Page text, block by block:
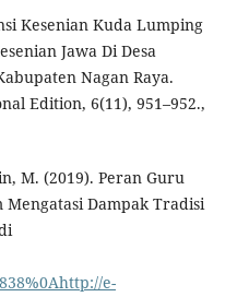
Kesenian Kuda Lumping
Jawa Di Desa
Nagan Raya.
Edition, 6(11), 951–952.,
M. (2019). Peran Guru
Mengatasi Dampak Tradisi
e-